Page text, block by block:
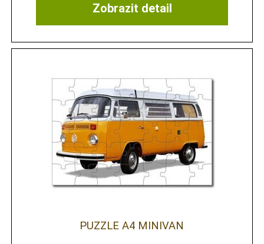
Zobrazit detail
PUZZLE A4 MINIVAN